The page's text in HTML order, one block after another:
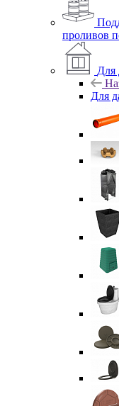
проливов
Для
Для